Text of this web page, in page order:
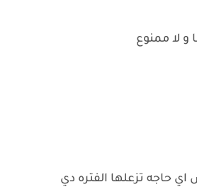
لا ممنوع
حاجه تزعلها الفتره دي